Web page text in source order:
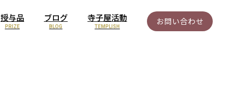
授与品
PRIZE
ブログ
BLOG
寺子屋活動
TEMPLISH
お問い合わせ